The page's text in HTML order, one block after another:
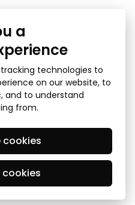
Access Request
Association - all rights
Mediapark
a
technologies to
on our website, to
and to understand
from.
cookies
cookies